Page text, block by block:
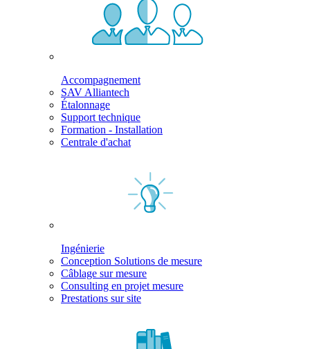
Accompagnement
SAV Alliantech
Étalonnage
Support technique
Formation - Installation
Centrale d'achat
Ingénierie
Conception Solutions de mesure
Câblage sur mesure
Consulting en projet mesure
Prestations sur site